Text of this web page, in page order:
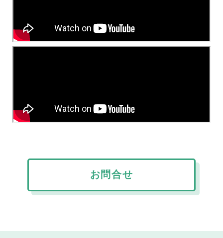
お問合せ